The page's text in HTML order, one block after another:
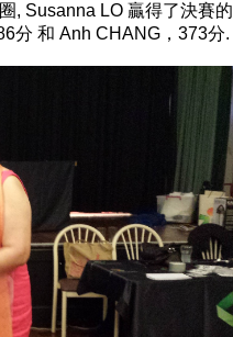
, Susanna LO 贏得了決賽的
分 和 Anh CHANG，373分.